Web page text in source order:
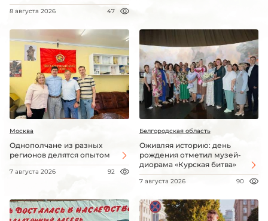
8 августа 2026 47
Москва
Однополчане из разных
регионов делятся опытом
7 августа 2026 92
Белгородская область
Оживляя историю: день
рождения отметил музей-
диорама «Курская битва»
7 августа 2026 90